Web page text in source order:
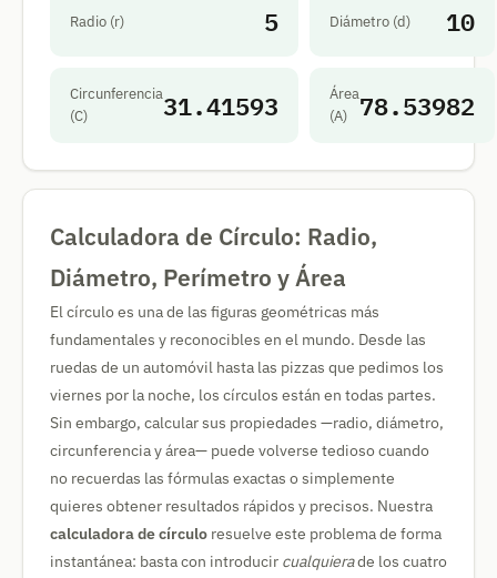
Radio (r) 5 Diámetro (d) 10
Circunferencia
(C)
31.41593
Área
(A)
78.53982
Calculadora de Círculo: Radio,
Diámetro, Perímetro y Área
El círculo es una de las figuras geométricas más
fundamentales y reconocibles en el mundo. Desde las
ruedas de un automóvil hasta las pizzas que pedimos los
viernes por la noche, los círculos están en todas partes.
Sin embargo, calcular sus propiedades —radio, diámetro,
circunferencia y área— puede volverse tedioso cuando
no recuerdas las fórmulas exactas o simplemente
quieres obtener resultados rápidos y precisos. Nuestra
calculadora de círculo resuelve este problema de forma
instantánea: basta con introducir cualquierade los cuatro